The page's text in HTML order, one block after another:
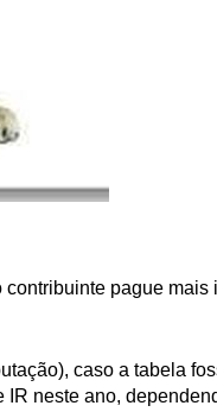
pague mais
caso a tabela
neste ano,